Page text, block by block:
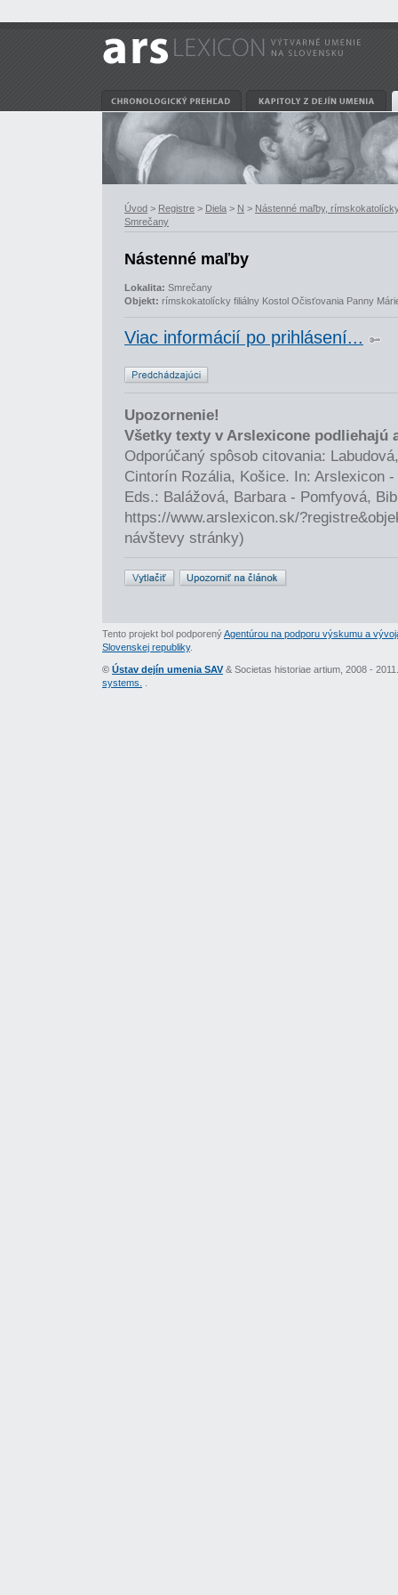
Úvod > Registre > Diela > N > Nástenné maľby,
Smrečany
Nástenné maľby
Lokalita: Smrečany
Objekt: rímskokatolícky filiálny Kostol Očisťovania Panny
Viac informácií po prihlásení...
Upozornenie!
Všetky texty v Arslexicone podliehajú
Odporúčaný spôsob citovania:
Cintorín Rozália, Košice. In: Arslexicon
Eds.: Balážová, Barbara - Pomfyová,
https://www.arslexicon.sk/
návštevy stránky)
Tento projekt bol podporenýAgentúrou na podporu výskumu a
Slovenskej republiky.
© Ústav dejín umenia SAV & Societas historiae artium, 2008 -
systems.